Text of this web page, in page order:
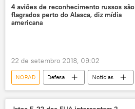
EUA
4 aviões de reconhecimento russos são
flagrados perto do Alasca, diz mídia
americana
22 de setembro 2018, 09:02
NORAD Defesa Notícias
espaço aéreo
EUA Rússia